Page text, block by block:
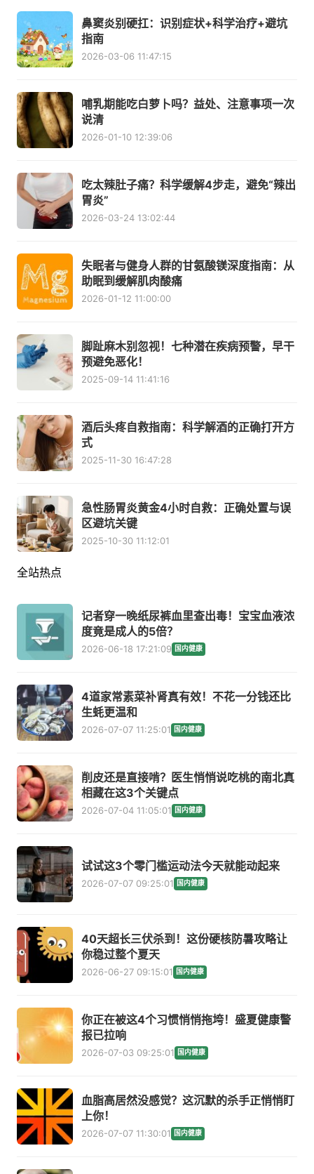
鼻窦炎别硬扛：识别症状+科学治疗+避坑
指南
2026-03-06 11:47:15
哺乳期能吃白萝卜吗？益处、注意事项一次
说清
2026-01-10 12:39:06
吃太辣肚子痛？科学缓解4步走，避免“辣出
胃炎”
2026-03-24 13:02:44
失眠者与健身人群的甘氨酸镁深度指南：从
助眠到缓解肌肉酸痛
2026-01-12 11:00:00
脚趾麻木别忽视！七种潜在疾病预警，早干
预避免恶化！
2025-09-14 11:41:16
酒后头疼自救指南：科学解酒的正确打开方
式
2025-11-30 16:47:28
急性肠胃炎黄金4小时自救：正确处置与误
区避坑关键
2025-10-30 11:12:01
全站热点
记者穿一晚纸尿裤血里查出毒！宝宝血液浓
度竟是成人的5倍？
2026-06-18 17:21:09 国内健康
4道家常素菜补肾真有效！不花一分钱还比
生蚝更温和
2026-07-07 11:25:01 国内健康
削皮还是直接啃？医生悄悄说吃桃的南北真
相藏在这3个关键点
2026-07-04 11:05:01 国内健康
试试这3个零门槛运动法今天就能动起来
2026-07-07 09:25:01 国内健康
40天超长三伏杀到！这份硬核防暑攻略让
你稳过整个夏天
2026-06-27 09:15:01 国内健康
你正在被这4个习惯悄悄拖垮！盛夏健康警
报已拉响
2026-07-03 09:25:01 国内健康
血脂高居然没感觉？这沉默的杀手正悄悄盯
上你！
2026-07-07 11:30:01 国内健康